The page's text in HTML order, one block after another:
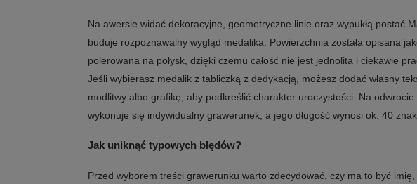
Na awersie widać dekoracyjne, geometryczne linie oraz wypukłą postać
buduje rozpoznawalny wygląd medalika. Powierzchnia została opisana
polerowana na połysk, dzięki czemu całość nie jest jednolita i ciekawie
Jeśli wybierasz medalik z tabliczką z dedykacją, możesz dodać własny
modlitwy albo grafikę, aby podkreślić charakter uroczystości. Na odwrocie
wykonuje się indywidualny grawerunek, a jego długość wynosi ok. 40
Jak uniknąć typowych błędów?
Przed wyborem treści grawerunku warto zdecydować, czy ma to być